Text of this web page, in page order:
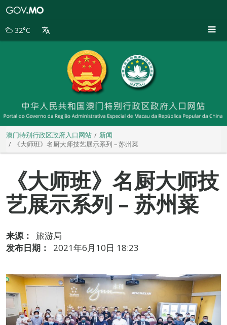
别
32°C
澳门特别行政区政府入口网站
新闻
《大师班》名厨大师技艺展示系列 – 苏州菜
《大师班》名厨大师技
艺展示系列 – 苏州菜
来源：
旅游局
发布日期：
2021年6月10日 18:23